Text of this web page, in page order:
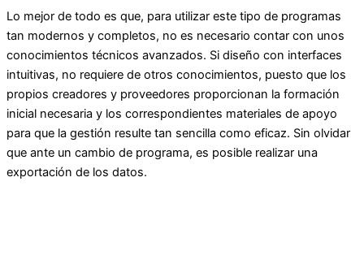
Lo mejor de todo es que, para utilizar este tipo de programas
tan modernos y completos, no es necesario contar con unos
conocimientos técnicos avanzados. Si diseño con interfaces
intuitivas, no requiere de otros conocimientos, puesto que los
propios creadores y proveedores proporcionan la formación
inicial necesaria y los correspondientes materiales de apoyo
para que la gestión resulte tan sencilla como eficaz. Sin olvidar
que ante un cambio de programa, es posible realizar una
exportación de los datos.